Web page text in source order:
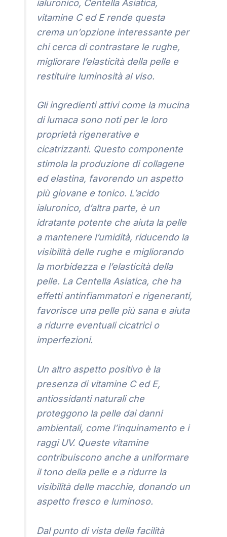
ialuronico, Centella Asiatica,
vitamine C ed E rende questa
crema un’opzione interessante per
chi cerca di contrastare le rughe,
migliorare l’elasticità della pelle e
restituire luminosità al viso.
Gli ingredienti attivi come la mucina
di lumaca sono noti per le loro
proprietà rigenerative e
cicatrizzanti. Questo componente
stimola la produzione di collagene
ed elastina, favorendo un aspetto
più giovane e tonico. L’acido
ialuronico, d’altra parte, è un
idratante potente che aiuta la pelle
a mantenere l’umidità, riducendo la
visibilità delle rughe e migliorando
la morbidezza e l’elasticità della
pelle. La Centella Asiatica, che ha
effetti antinfiammatori e rigeneranti,
favorisce una pelle più sana e aiuta
a ridurre eventuali cicatrici o
imperfezioni.
Un altro aspetto positivo è la
presenza di vitamine C ed E,
antiossidanti naturali che
proteggono la pelle dai danni
ambientali, come l’inquinamento e i
raggi UV. Queste vitamine
contribuiscono anche a uniformare
il tono della pelle e a ridurre la
visibilità delle macchie, donando un
aspetto fresco e luminoso.
Dal punto di vista della facilità